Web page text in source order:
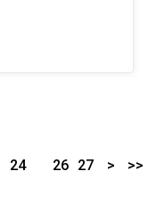
24
26 27 > >>